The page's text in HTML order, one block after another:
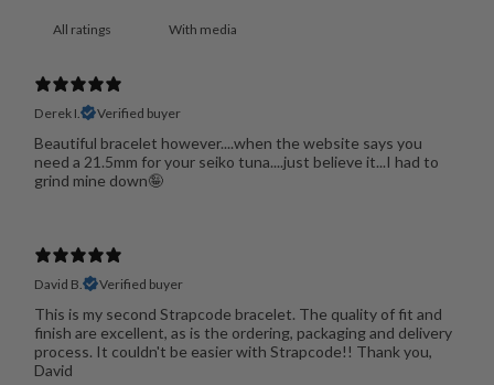
With media
Derek I. Verified buyer
Beautiful bracelet however....when the website says you
need a 21.5mm for your seiko tuna....just believe it...I had to
grind mine down🤪
David B. Verified buyer
This is my second Strapcode bracelet. The quality of fit and
finish are excellent, as is the ordering, packaging and delivery
process. It couldn't be easier with Strapcode!! Thank you,
David